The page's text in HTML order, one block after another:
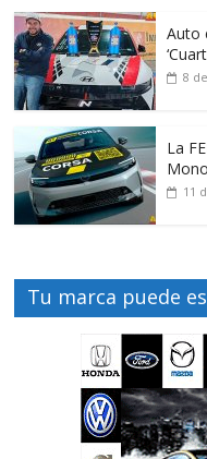
Auto
8
La
11
Tu marca puede